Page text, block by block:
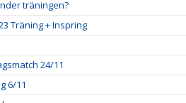
träningen?
Träning + Inspring
24/11
6/11